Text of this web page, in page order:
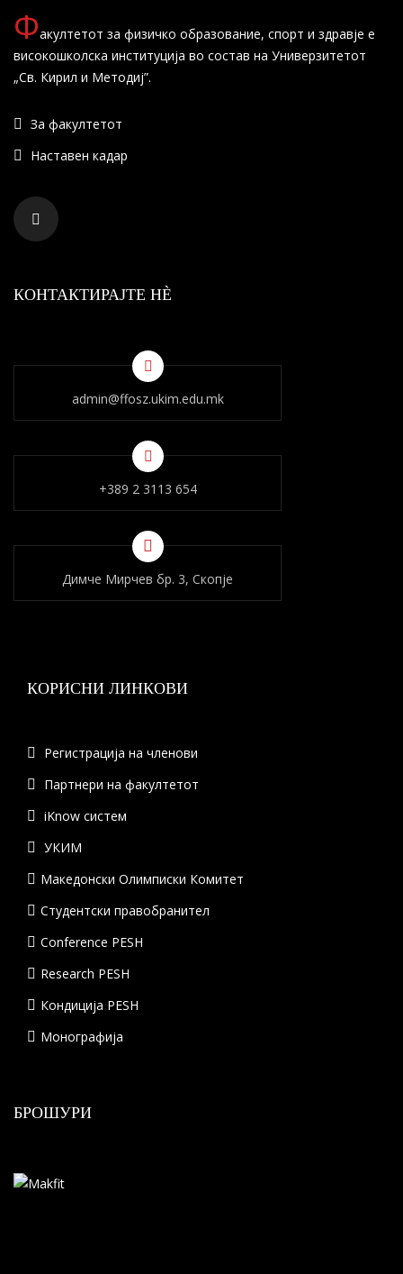
Факултетот за физичко образование, спорт и здравје е
високошколска институција во состав на Универзитетот
„Св. Кирил и Методиј”.
За факултетот
Наставен кадар
КОНТАКТИРАЈТЕ НÈ
admin@ffosz.ukim.edu.mk
+389 2 3113 654
Димче Мирчев бр. 3, Скопје
КОРИСНИ ЛИНКОВИ
Регистрација на членови
Партнери на факултетот
iKnow систем
УКИМ
Македонски Олимписки Комитет
Студентски правобранител
Conference PESH
Research PESH
Кондиција PESH
Монографија
БРОШУРИ